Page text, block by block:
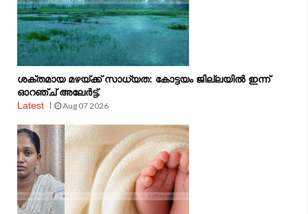
ശക്തമായ മഴയ്ക്ക് സാധ്യത: കോട്ടയം ജില്ലയിൽ ഇന്ന്
ഓറഞ്ച് അലേർട്ട്.
Latest
Aug 07 2026